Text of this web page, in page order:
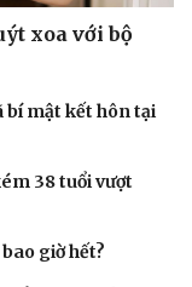
nghệ
xoa với bộ
bí mật kết hôn tại
38 tuổi vượt
giờ hết?